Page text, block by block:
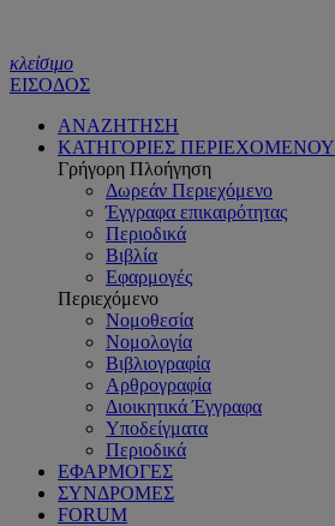
κλείσιμο
ΕΙΣΟΔΟΣ
ΑΝΑΖΗΤΗΣΗ
ΚΑΤΗΓΟΡΙΕΣ ΠΕΡΙΕΧΟΜΕΝΟΥ
Γρήγορη Πλοήγηση
Δωρεάν Περιεχόμενο
Έγγραφα επικαιρότητας
Περιοδικά
Βιβλία
Εφαρμογές
Περιεχόμενο
Νομοθεσία
Νομολογία
Βιβλιογραφία
Αρθρογραφία
Διοικητικά Έγγραφα
Υποδείγματα
Περιοδικά
ΕΦΑΡΜΟΓΕΣ
ΣΥΝΔΡΟΜΕΣ
FORUM